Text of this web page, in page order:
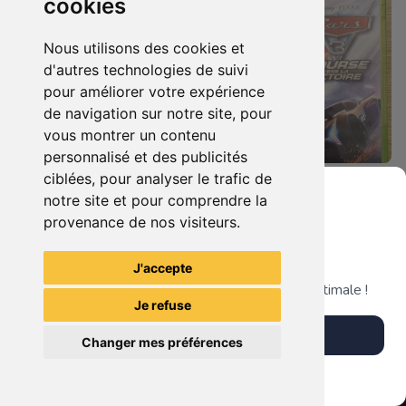
cookies
Nous utilisons des cookies et
d'autres technologies de suivi
pour améliorer votre expérience
de navigation sur notre site, pour
vous montrer un contenu
personnalisé et des publicités
ciblées, pour analyser le trafic de
notre site et pour comprendre la
provenance de nos visiteurs.
J'accepte
Je refuse
Changer mes préférences
19.90 € 0
Castlevania : Lords Of Shadow Xbox 360
19.90 €
TheGamingR83
Grenier du Geek
Télécharge notre app pour une expérience optimale !
Télécharger l'app